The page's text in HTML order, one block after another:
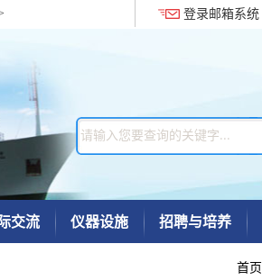
登录邮箱系统
交流 仪器设施 招聘与培养
首页